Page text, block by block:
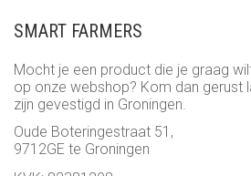
SMART FARMERS
Mocht je een product die je graag
op onze webshop? Kom dan gerust
zijn gevestigd in Groningen.
Oude Boteringestraat 51,
9712GE te Groningen